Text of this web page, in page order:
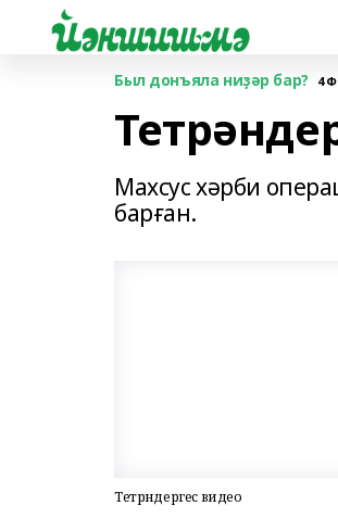
Был донъяла ниҙәр бар? 4
Махсус хәрби
барған.
Тетрәндергес видео